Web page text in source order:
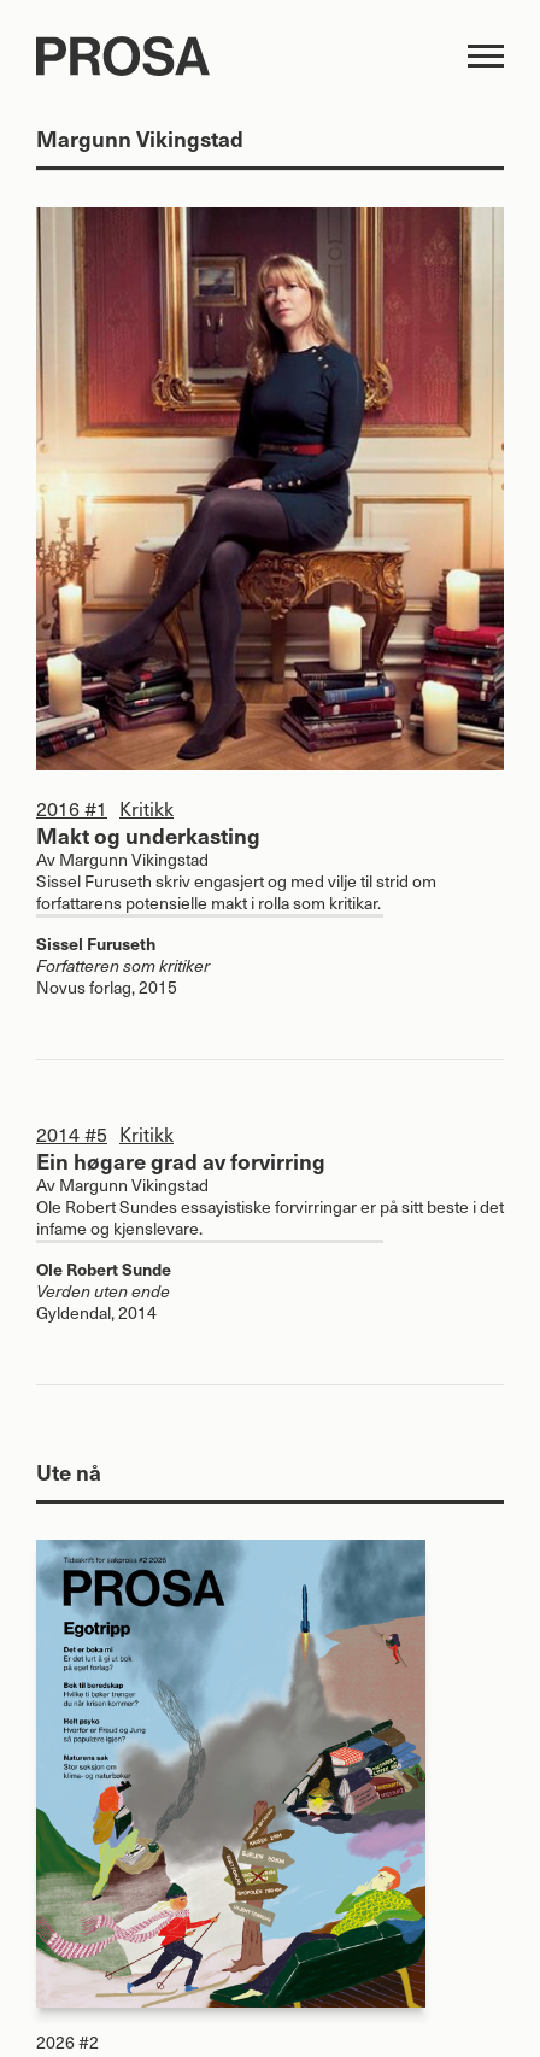
Margunn Vikingstad
2016 #1 Kritikk
Makt og underkasting
AvMargunn Vikingstad
Sissel Furuseth skriv engasjert og med vilje til strid om
forfattarens potensielle makt i rolla som kritikar.
Sissel Furuseth
Forfatteren som kritiker
Novus forlag, 2015
2014 #5 Kritikk
Ein høgare grad av forvirring
AvMargunn Vikingstad
Ole Robert Sundes essayistiske forvirringar er på sitt beste i det
infame og kjenslevare.
Ole Robert Sunde
Verden uten ende
Gyldendal, 2014
Ute nå
2026 #2